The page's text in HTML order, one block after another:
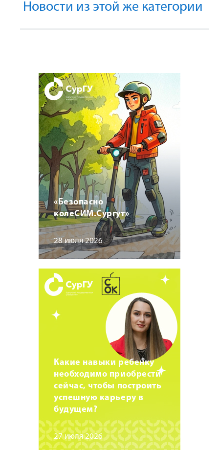
Новости из этой же категории
«Безопасно
колеСИМ.Сургут»
28 июля 2026
Какие навыки ребенку
необходимо приобрести
сейчас, чтобы построить
успешную карьеру в
будущем?
27 июля 2026